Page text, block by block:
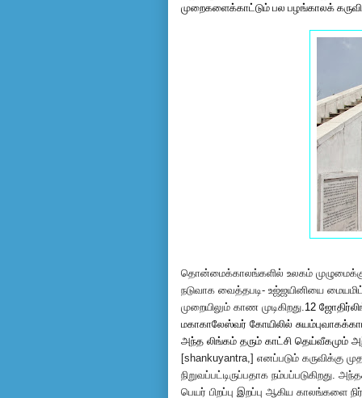
முறைகளைக்காட்டும் பல பழங்காலக்
தொன்மைக்காலங்களில் உலகம்
நடுவாக வைத்தபடி- உஜ்ஜயினியை
முறையிலும் காண முடிகிறது.12
மகாகாலேஸ்வர் கோயிலில்
அந்த லிங்கம் தரும் காட்சி தெய்வீகமும்
[shankuyantra,] எனப்படும் கருவிக்கு
நிறுவப்பட்டிருப்பதாக நம்பப்படுகிறது.
பெயர் பிறப்பு இறப்பு ஆகிய காலங்களை